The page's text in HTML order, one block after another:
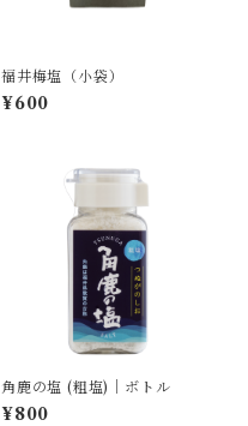
福井梅塩（小袋）
¥600
角鹿の塩 (粗塩)｜ボトル
¥800